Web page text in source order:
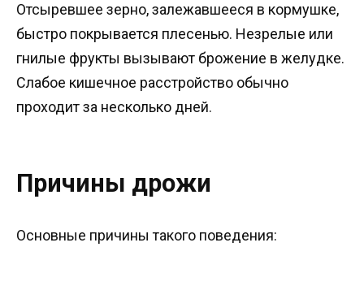
Отсыревшее зерно, залежавшееся в кормушке,
быстро покрывается плесенью. Незрелые или
гнилые фрукты вызывают брожение в желудке.
Слабое кишечное расстройство обычно
проходит за несколько дней.
Причины дрожи
Основные причины такого поведения: